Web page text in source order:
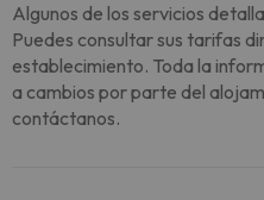
Algunos de los servicios
Puedes consultar sus tarifas
establecimiento. Toda la
a cambios por parte del
contáctanos.